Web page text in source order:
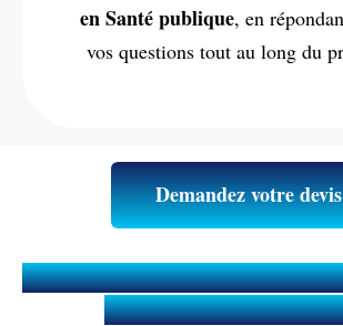
en Santé publique, en
vos questions tout au long du
Demandez votre devis
Qu’est-ce qu’un
de fin d'études